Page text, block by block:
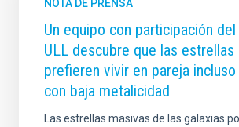
NOTA DE PRENSA
Un equipo con participación del
ULL descubre que las estrellas
prefieren vivir en pareja
con baja metalicidad
Las estrellas masivas de las galaxias